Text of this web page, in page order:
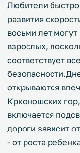
Любители
развития
восьми лет
взрослых,
соответствует
открываются
Крконошских
включается
дороги зависит
- от роста